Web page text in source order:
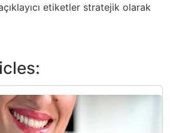
etiketler stratejik olarak